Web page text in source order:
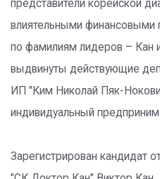
представители корейской
влиятельными финансовыми
по фамилиям лидеров – Кан
выдвинуты действующие
ИП "Ким Николай Пяк-
индивидуальный
Зарегистрирован кандидат